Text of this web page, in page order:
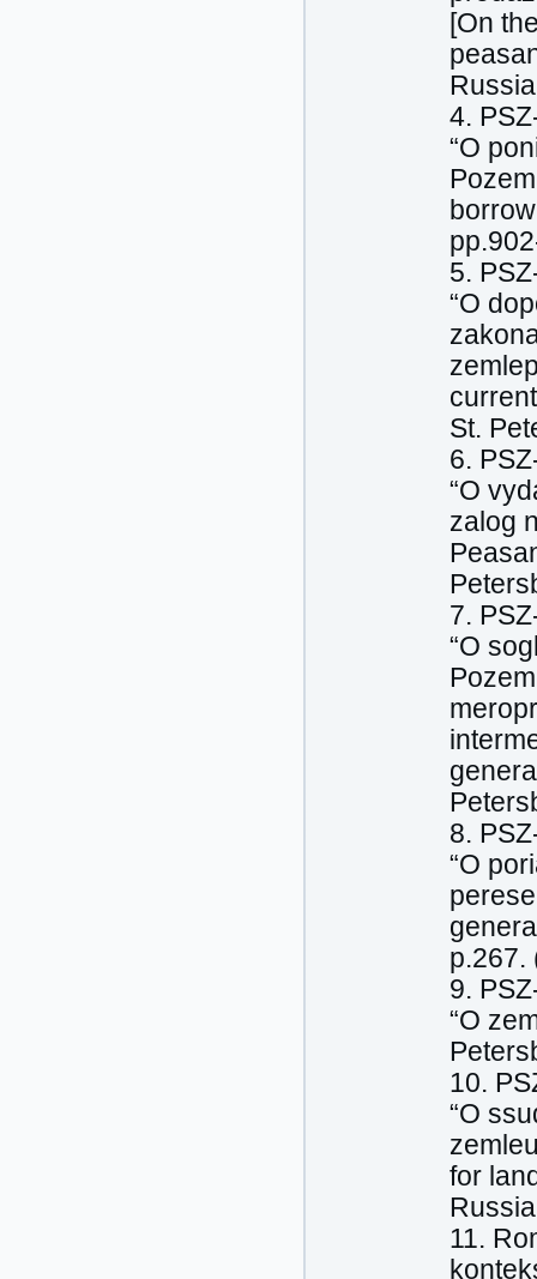
[On
4.
“O
5.
“O
St.
6.
“O
zalog
7.
“O
8.
“O
p.267.
9.
“O
10.
“O
for
11.